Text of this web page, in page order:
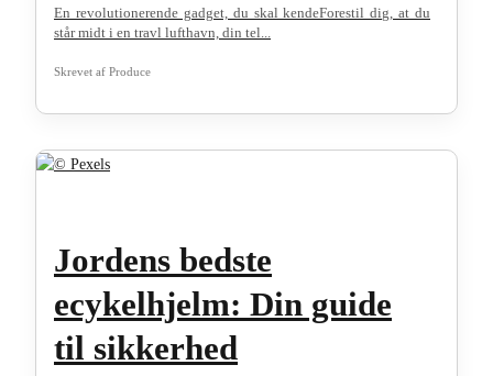
En revolutionerende gadget, du skal kendeForestil dig, at du
står midt i en travl lufthavn, din tel...
Skrevet af Produce
Jordens bedste
ecykelhjelm: Din guide
til sikkerhed